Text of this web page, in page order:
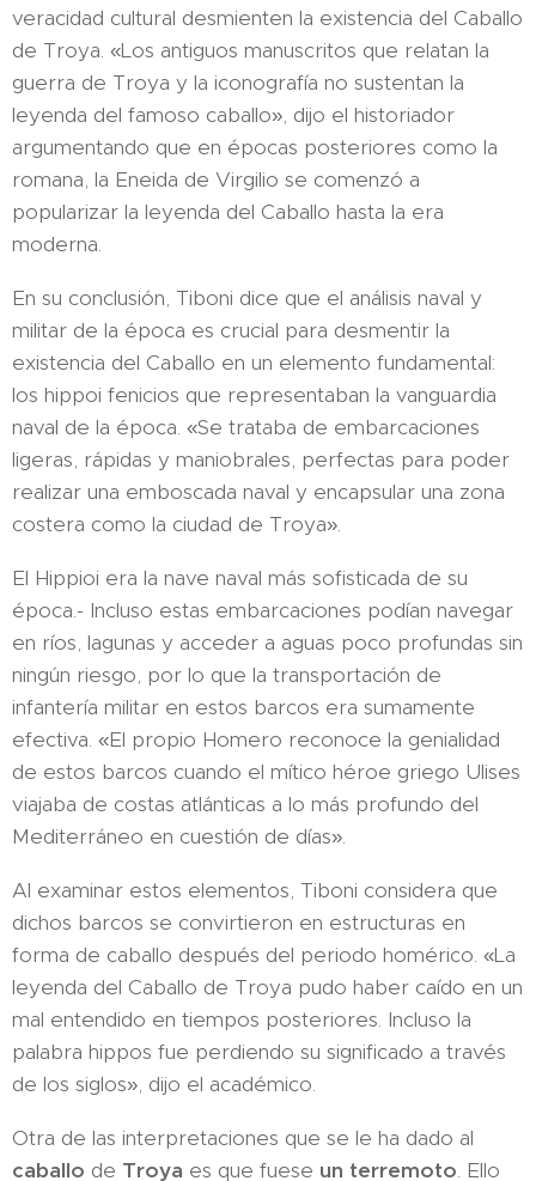
veracidad cultural desmienten la existencia del Caballo
de Troya. «Los antiguos manuscritos que relatan la
guerra de Troya y la iconografía no sustentan la
leyenda del famoso caballo», dijo el historiador
argumentando que en épocas posteriores como la
romana, la Eneida de Virgilio se comenzó a
popularizar la leyenda del Caballo hasta la era
moderna.
En su conclusión, Tiboni dice que el análisis naval y
militar de la época es crucial para desmentir la
existencia del Caballo en un elemento fundamental:
los hippoi fenicios que representaban la vanguardia
naval de la época. «Se trataba de embarcaciones
ligeras, rápidas y maniobrales, perfectas para poder
realizar una emboscada naval y encapsular una zona
costera como la ciudad de Troya».
El Hippioi era la nave naval más sofisticada de su
época.- Incluso estas embarcaciones podían navegar
en ríos, lagunas y acceder a aguas poco profundas sin
ningún riesgo, por lo que la transportación de
infantería militar en estos barcos era sumamente
efectiva. «El propio Homero reconoce la genialidad
de estos barcos cuando el mítico héroe griego Ulises
viajaba de costas atlánticas a lo más profundo del
Mediterráneo en cuestión de días».
Al examinar estos elementos, Tiboni considera que
dichos barcos se convirtieron en estructuras en
forma de caballo después del periodo homérico. «La
leyenda del Caballo de Troya pudo haber caído en un
mal entendido en tiempos posteriores. Incluso la
palabra hippos fue perdiendo su significado a través
de los siglos», dijo el académico.
Otra de las interpretaciones que se le ha dado al
caballo de Troya es que fuese un terremoto. Ello